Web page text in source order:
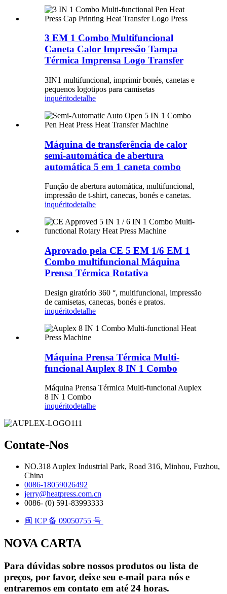
3 EM 1 Combo Multifuncional
Caneta Calor Impressão Tampa
Térmica Imprensa Logo Transfer
3IN1 multifuncional, imprimir bonés, canetas e
pequenos logotipos para camisetas
inquéritodetalhe
Máquina de transferência de calor
semi-automática de abertura
automática 5 em 1 caneta combo
Função de abertura automática, multifuncional,
impressão de t-shirt, canecas, bonés e canetas.
inquéritodetalhe
Aprovado pela CE 5 EM 1/6 EM 1
Combo multifuncional Máquina
Prensa Térmica Rotativa
Design giratório 360 °, multifuncional, impressão
de camisetas, canecas, bonés e pratos.
inquéritodetalhe
Máquina Prensa Térmica Multi-
funcional Auplex 8 IN 1 Combo
Máquina Prensa Térmica Multi-funcional Auplex
8 IN 1 Combo
inquéritodetalhe
Contate-Nos
NO.318 Auplex Industrial Park, Road 316, Minhou, Fuzhou,
China
0086-18059026492
jerry@heatpress.com.cn
0086- (0) 591-83993333
闽 ICP 备 09050755 号
NOVA CARTA
Para dúvidas sobre nossos produtos ou lista de
preços, por favor, deixe seu e-mail para nós e
entraremos em contato em até 24 horas.